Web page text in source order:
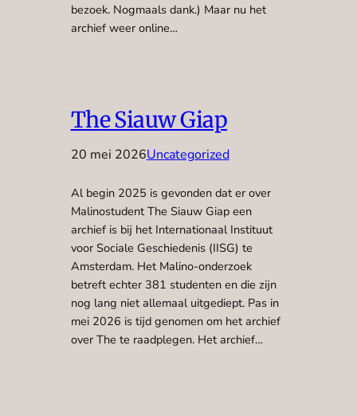
bezoek. Nogmaals dank.) Maar nu het
archief weer online…
The Siauw Giap
20 mei 2026Uncategorized
Al begin 2025 is gevonden dat er over
Malinostudent The Siauw Giap een
archief is bij het Internationaal Instituut
voor Sociale Geschiedenis (IISG) te
Amsterdam. Het Malino-onderzoek
betreft echter 381 studenten en die zijn
nog lang niet allemaal uitgediept. Pas in
mei 2026 is tijd genomen om het archief
over The te raadplegen. Het archief…